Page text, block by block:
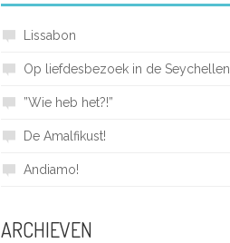
Lissabon
Op liefdesbezoek in de Seychellen
”Wie heb het?!”
De Amalfikust!
Andiamo!
ARCHIEVEN